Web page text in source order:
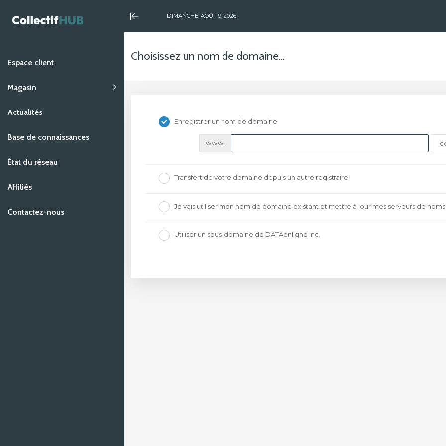
Minimize
Menu
DIMANCHE, AOÛT 9, 2026
Espace client
Magasin
Tout parcourir
Hébergement web - plans
préconçus
Hébergement courriel
Serveur virtuel privé (VPS)
Services et assistance
Actualités
Base de connaissances
État du réseau
Affiliés
Contactez-nous
Choisissez un nom de domaine...
Enregistrer un nom de domaine
www.
Transfert de votre domaine depuis un autre registraire
Je vais utiliser mon nom de domaine existant et mettre à jour mes serveurs de noms
Utiliser un sous-domaine de DATAenligne inc.